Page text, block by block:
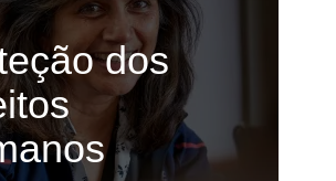
dos